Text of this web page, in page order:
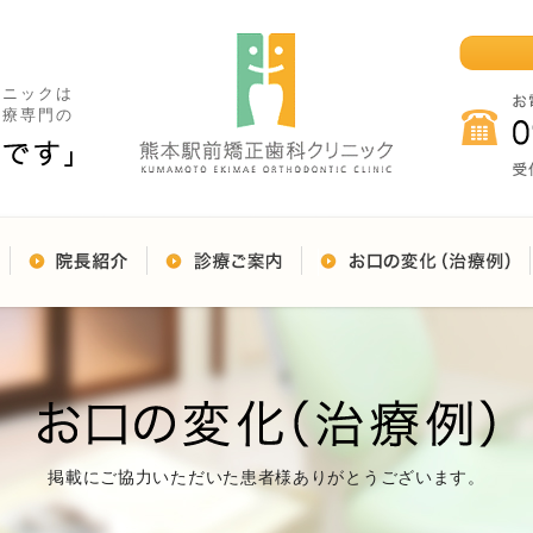
ックは
専門の
掲載にご協力いただいた患者様ありがとうございます。